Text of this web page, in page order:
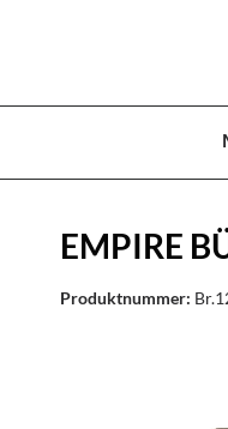
EMPIRE
Produktnummer: